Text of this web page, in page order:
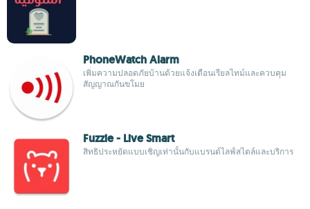
PhoneWatch Alarm
เพิ่มความปลอดภัยบ้านด้วยแจ้งเตือนเรียลไทม์และควบคุม
สัญญาณกันขโมย
Fuzzie - Live Smart
สิทธิประหยัดแบบเชิญเท่านั้นกับแบรนด์ไลฟ์สไตล์และบริการ